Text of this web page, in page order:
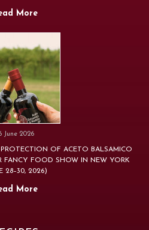
More
June 2026
OF ACETO BALSAMICO
FANCY FOOD SHOW IN NEW YORK
28–30, 2026)
More